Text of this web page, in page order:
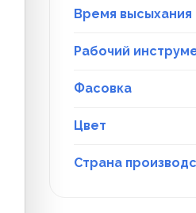
Время высыхания
Рабочий
Фасовка
Цвет
Страна